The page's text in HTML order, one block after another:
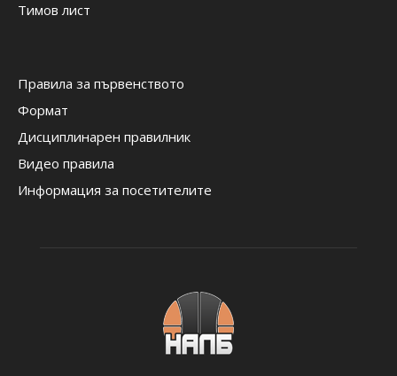
Тимов лист
Правила за първенството
Формат
Дисциплинарен правилник
Видео правила
Информация за посетителите